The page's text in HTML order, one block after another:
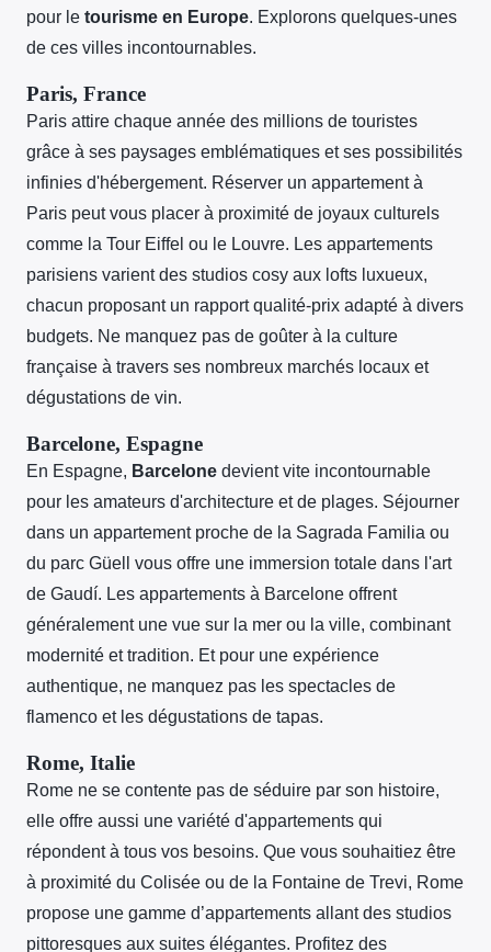
pour le tourisme en Europe. Explorons quelques-unes
de ces villes incontournables.
Paris, France
Paris attire chaque année des millions de touristes
grâce à ses paysages emblématiques et ses possibilités
infinies d'hébergement. Réserver un appartement à
Paris peut vous placer à proximité de joyaux culturels
comme la Tour Eiffel ou le Louvre. Les appartements
parisiens varient des studios cosy aux lofts luxueux,
chacun proposant un rapport qualité-prix adapté à divers
budgets. Ne manquez pas de goûter à la culture
française à travers ses nombreux marchés locaux et
dégustations de vin.
Barcelone, Espagne
En Espagne, Barcelone devient vite incontournable
pour les amateurs d'architecture et de plages. Séjourner
dans un appartement proche de la Sagrada Familia ou
du parc Güell vous offre une immersion totale dans l'art
de Gaudí. Les appartements à Barcelone offrent
généralement une vue sur la mer ou la ville, combinant
modernité et tradition. Et pour une expérience
authentique, ne manquez pas les spectacles de
flamenco et les dégustations de tapas.
Rome, Italie
Rome ne se contente pas de séduire par son histoire,
elle offre aussi une variété d'appartements qui
répondent à tous vos besoins. Que vous souhaitiez être
à proximité du Colisée ou de la Fontaine de Trevi, Rome
propose une gamme d’appartements allant des studios
pittoresques aux suites élégantes. Profitez des